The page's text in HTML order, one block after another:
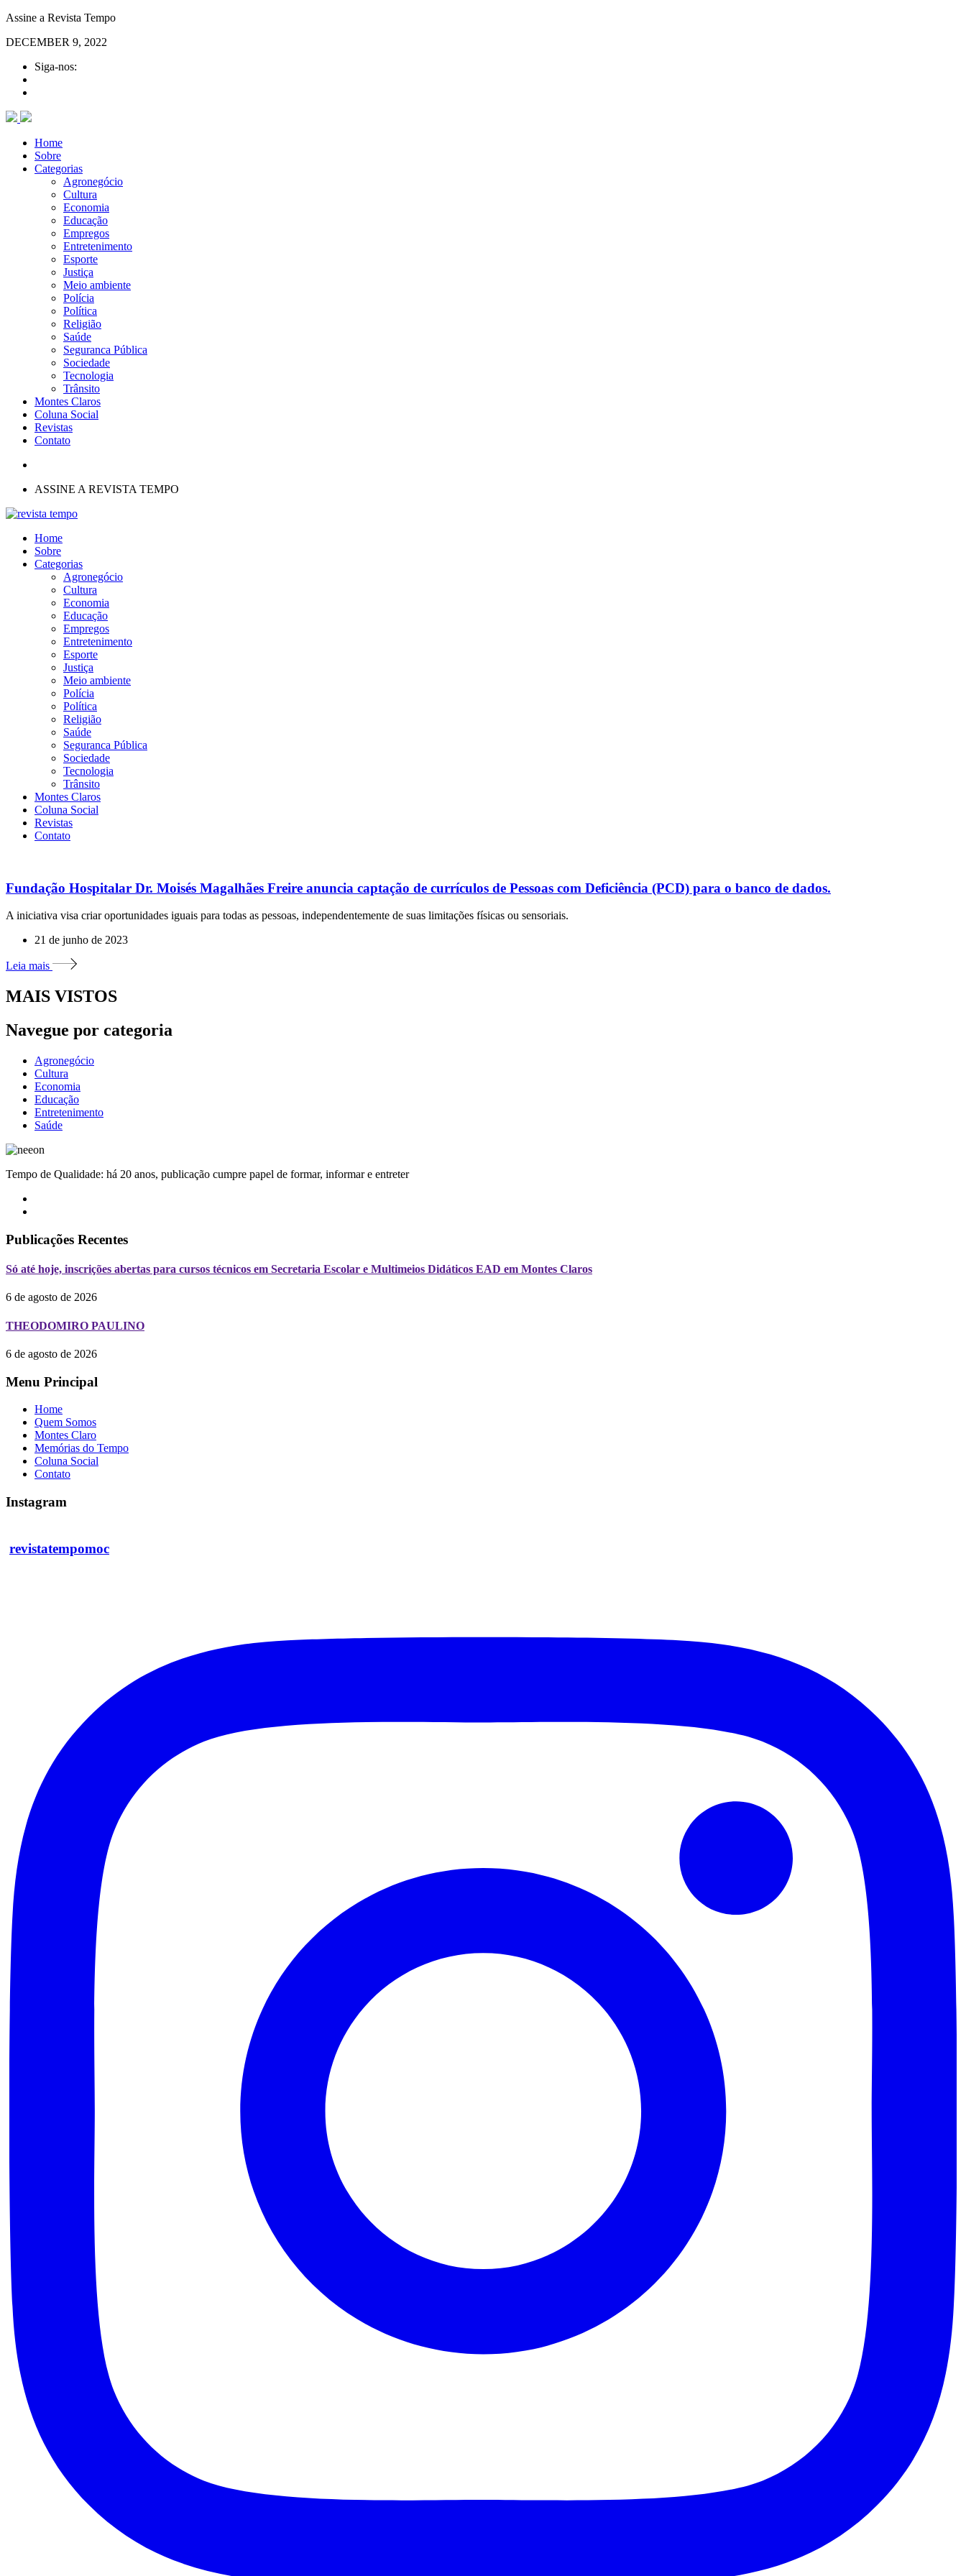
Assine a Revista Tempo
DECEMBER 9, 2022
Siga-nos:
Home
Sobre
Categorias
Agronegócio
Cultura
Economia
Educação
Empregos
Entretenimento
Esporte
Justiça
Meio ambiente
Polícia
Política
Religião
Saúde
Seguranca Pública
Sociedade
Tecnologia
Trânsito
Montes Claros
Coluna Social
Revistas
Contato
ASSINE A REVISTA TEMPO
Home
Sobre
Categorias
Agronegócio
Cultura
Economia
Educação
Empregos
Entretenimento
Esporte
Justiça
Meio ambiente
Polícia
Política
Religião
Saúde
Seguranca Pública
Sociedade
Tecnologia
Trânsito
Montes Claros
Coluna Social
Revistas
Contato
Fundação Hospitalar Dr. Moisés Magalhães Freire anuncia captação de currículos de Pessoas com Deficiência (PCD) para o banco de dados.
A iniciativa visa criar oportunidades iguais para todas as pessoas, independentemente de suas limitações físicas ou sensoriais.
21 de junho de 2023
Leia mais
MAIS VISTOS
Navegue por categoria
Agronegócio
Cultura
Economia
Educação
Entretenimento
Saúde
Tempo de Qualidade: há 20 anos, publicação cumpre papel de formar, informar e entreter
Publicações Recentes
Só até hoje, inscrições abertas para cursos técnicos em Secretaria Escolar e Multimeios Didáticos EAD em Montes Claros
6 de agosto de 2026
THEODOMIRO PAULINO
6 de agosto de 2026
Menu Principal
Home
Quem Somos
Montes Claro
Memórias do Tempo
Coluna Social
Contato
Instagram
revistatempomoc